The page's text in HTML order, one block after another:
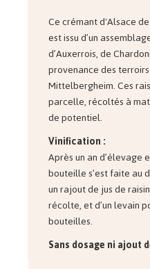
Ce crémant d'Alsace
est issu d’un
d’Auxerrois, de
provenance des
Mittelbergheim. Ces
parcelle, récoltés à
de potentiel.
Vinification :
Après un an d’élevage
bouteille s’est faite au
un rajout de jus de
récolte, et d’un levain
bouteilles.
Sans dosage ni ajout